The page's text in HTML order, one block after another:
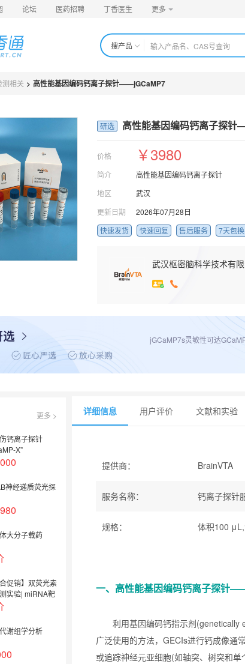
论坛 医药招聘 丁香医生 更多
搜产品
测相关 > 高性能基因编码钙离子探针——jGCaMP7
研选 高性能基因编码钙离子探
价格 ￥3980
简介
高性能基因编码钙离子探针
地区
武汉
更新日期
2026年07月28日
快速发货
快速回复 售后服务 7天包换
武汉枢密脑科学技术有
jGCaMP7s灵敏性可达
更多 >
钙离子探针
X”
神经递质荧光探
大分子载药
合促销】双荧光素
实验| miRNA靶
预测与验证(双
基因（DLR）
海肾-海萤双荧光
因）
谢组学分析
详细信息 用户评价 文献和实验
提供商： BrainVTA
服务名称： 钙离子探针
规格： 体积100
一、高性能基因编码钙离子探针
利用基因编码钙指示剂(genetically
广泛使用的方法，GECIs进行钙成像通
或追踪神经元亚细胞(如轴突、树突和